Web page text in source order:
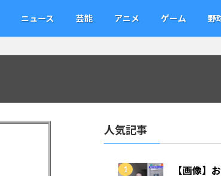
ニュース 芸能 アニメ ゲーム 野
人気記事
【画像】